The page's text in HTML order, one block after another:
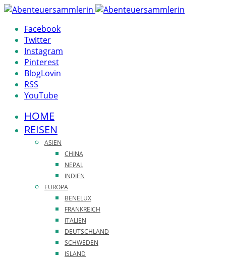
Facebook
Twitter
Instagram
Pinterest
BlogLovin
RSS
YouTube
HOME
REISEN
ASIEN
CHINA
NEPAL
INDIEN
EUROPA
BENELUX
FRANKREICH
ITALIEN
DEUTSCHLAND
SCHWEDEN
ISLAND